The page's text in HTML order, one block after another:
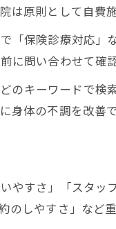
原則として自費施
保険診療対応」
問い合わせて確
のキーワードで検
体の不調を改善で
すさ」「スタッ
しやすさ」など